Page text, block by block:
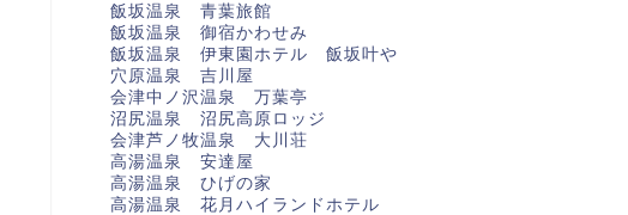
飯坂温泉 青葉旅館
飯坂温泉 御宿かわせみ
飯坂温泉 伊東園ホテル 飯坂叶や
穴原温泉 吉川屋
会津中ノ沢温泉 万葉亭
沼尻温泉 沼尻高原ロッジ
会津芦ノ牧温泉 大川荘
高湯温泉 安達屋
高湯温泉 ひげの家
高湯温泉 花月ハイランドホテル